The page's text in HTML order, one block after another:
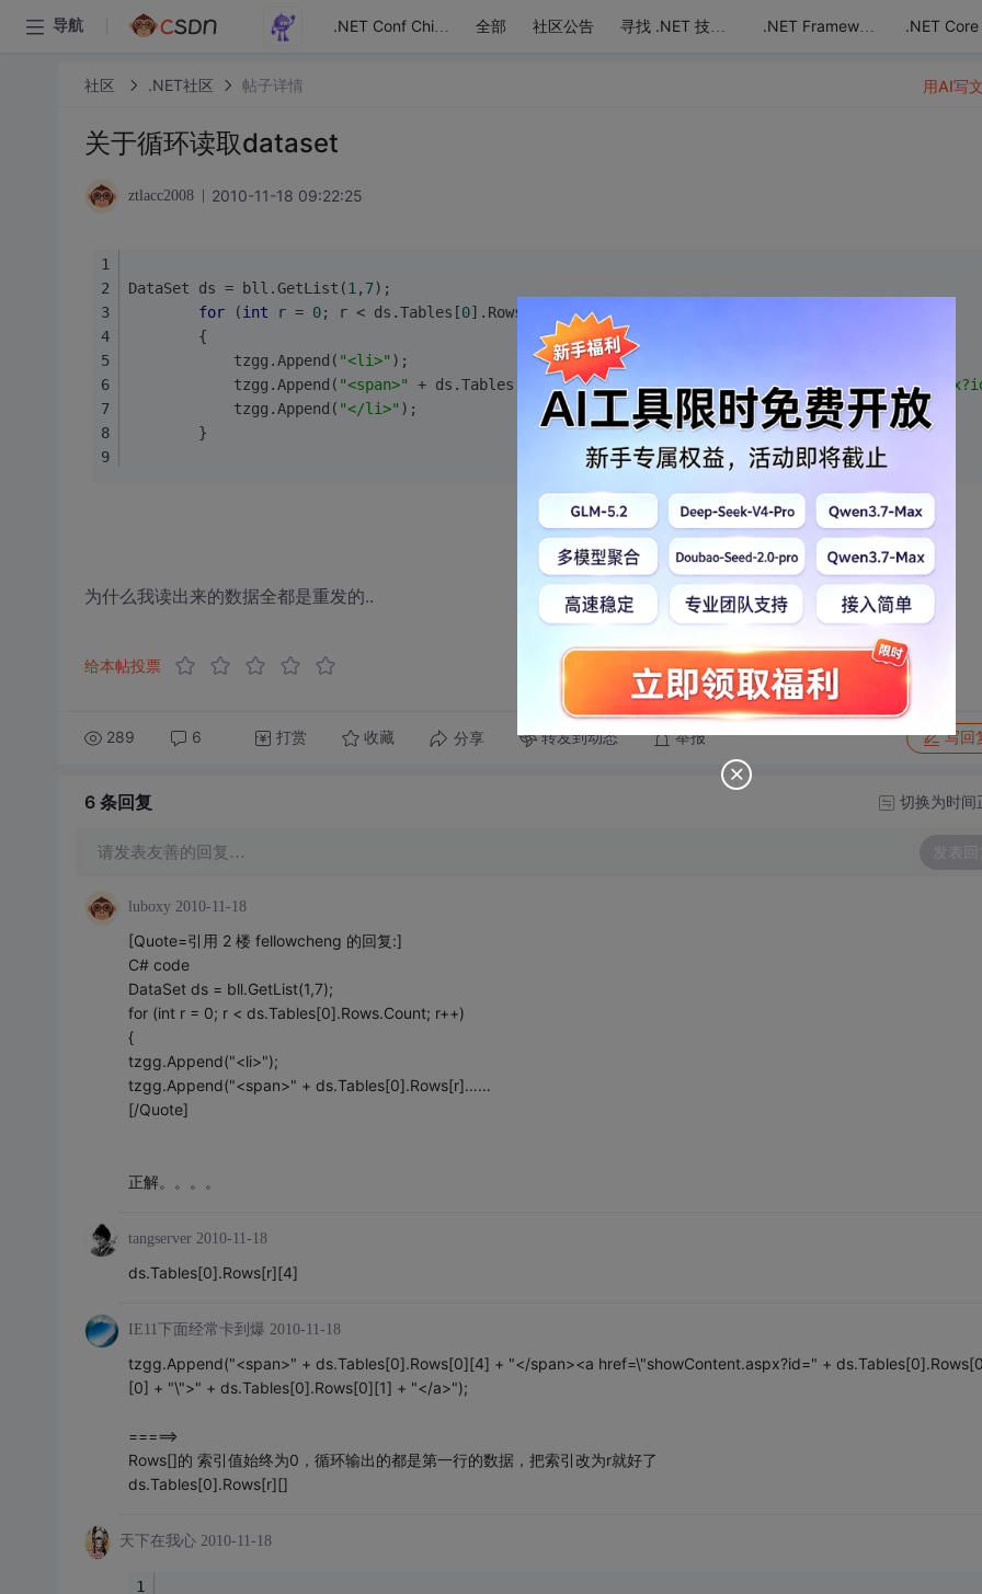
导航 .NET Conf China 全部 社区公告 寻找 .NET 技术达人 .NET Framework .NET Core
社区 .NET社区 帖子详情
关于循环读取dataset
ztlacc2008 2010-11-18 09:22:25
DataSet ds = bll.GetList(1 , 7);
for (int r = 0; r < ds.Tables[0].Rows.Count; r++)
        {
            tzgg.Append(
"<li>" );
            tzgg.Append(
"<span>" + ds.Tables[ ].Rows[0][4] + "</span><a
            tzgg.Append(
"</li>" );
        }
为什么我读出来的数据全都是重发的..
给本帖投票
289 6 打赏 收藏 分享 转发到动态 举报 写回
用AI写
6 条回复 切换为时间
请发表友善的回复… 发表回
luboxy 2010-11-18
[Quote=引用 2 楼 fellowcheng 的回复:]
C# code
DataSet ds = bll.GetList(1,7);
for (int r = 0; r < ds.Tables[0].Rows.Count; r++)
{
tzgg.Append("<li>");
tzgg.Append("<span>" + ds.Tables[0].Rows[r]……
[/Quote]
正解。。。。
tangserver 2010-11-18
ds.Tables[0].Rows[r][4]
IE11下面经常卡到爆 2010-11-18
tzgg.Append("<span>" + ds.Tables[0].Rows[0][4] + "</span><a href=\"showContent.aspx?id=" +
[0] + "\">" + ds.Tables[0].Rows[0][1] + "</a>");
=====>
Rows[]的 索引值始终为0，循环输出的都是第一行的数据，把索引改为r就好了
ds.Tables[0].Rows[r][]
天下在我心 2010-11-18